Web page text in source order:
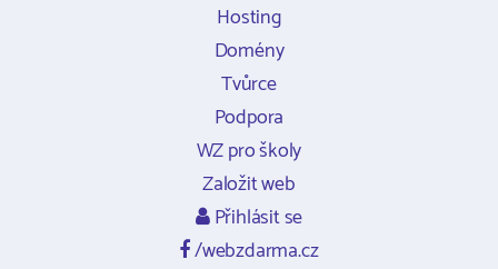
Hosting
Domény
Tvůrce
Podpora
WZ pro školy
Založit web
Přihlásit se
/webzdarma.cz